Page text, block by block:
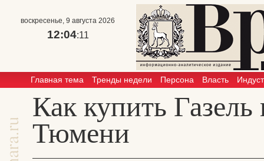
воскресенье, 9 августа 2026
12:04:11
Главная тема Тренды недели Персона Власть
Как купить Газель
Тюмени